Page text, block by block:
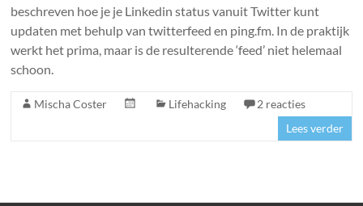
beschreven hoe je je Linkedin status vanuit Twitter kunt
updaten met behulp van twitterfeed en ping.fm. In de praktijk
werkt het prima, maar is de resulterende ‘feed’ niet helemaal
schoon.
Mischa Coster Lifehacking
2 reacties
Lees verder